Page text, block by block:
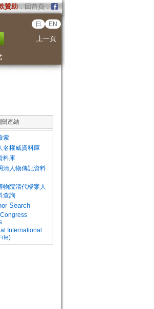
贊助．回首頁．
日 EN
上一頁
連結
索
名權威資料庫
料庫
清人物傳記資料
物院清代檔案人
查詢
Search
International